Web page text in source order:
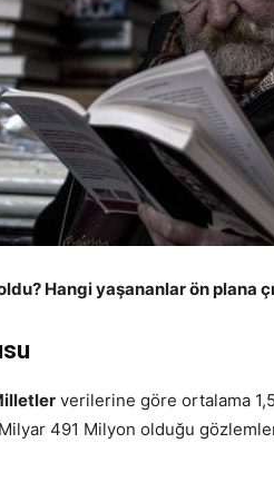
Hangi yaşananlar ön plana
verilerine göre ortalama
491 Milyon olduğu